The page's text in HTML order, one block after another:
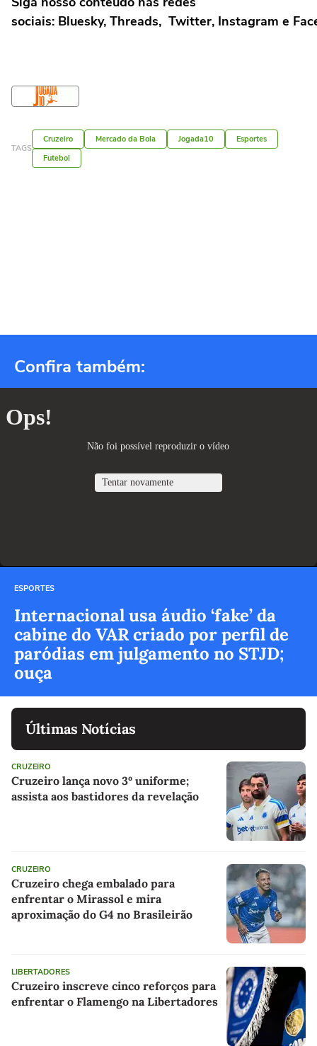
sociais: Bluesky, Threads, Twitter, Instagram e
TAGS
Cruzeiro Mercado da Bola Jogada10
Esportes
Futebol
Confira também:
ESPORTES
Internacional usa áudio ‘fake’ da
cabine do VAR criado por perfil de
paródias em julgamento no STJD;
ouça
Últimas Notícias
CRUZEIRO
Cruzeiro lança novo 3º uniforme;
assista aos bastidores da revelação
CRUZEIRO
Cruzeiro chega embalado para
enfrentar o Mirassol e mira
aproximação do G4 no Brasileirão
LIBERTADORES
Cruzeiro inscreve cinco reforços para
enfrentar o Flamengo na Libertadores